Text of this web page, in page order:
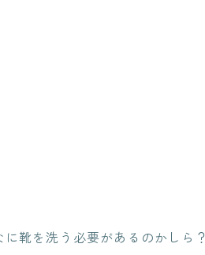
靴を洗う必要があるのかしら？